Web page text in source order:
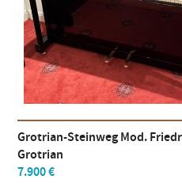
Grotrian-Steinweg Mod.
Grotrian
7.900 €